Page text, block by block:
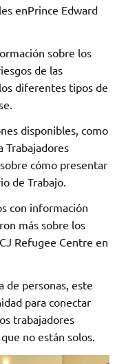
enPrince Edward
sobre los
de las
diferentes tipos de
disponibles, como
Trabajadores
cómo presentar
de Trabajo.
con información
más sobre los
Refugee Centre en
de personas, este
para conectar
trabajadores
no están solos.